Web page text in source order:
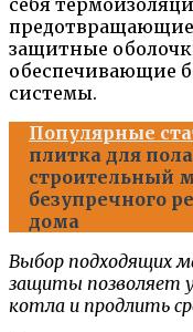
предотвращающие
защитные
обеспечивающие
системы.
Популярные
плитка для
строительный
безупречного
дома
Выбор подходящих
защиты позволяет
котла и продлить